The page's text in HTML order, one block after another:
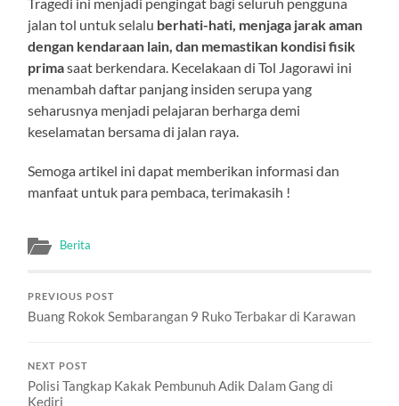
jalan tol untuk selalu berhati-hati, menjaga jarak aman
dengan kendaraan lain, dan memastikan kondisi fisik
primasaat berkendara. Kecelakaan di Tol Jagorawi ini
menambah daftar panjang insiden serupa yang
seharusnya menjadi pelajaran berharga demi
keselamatan bersama di jalan raya.
Semoga artikel ini dapat memberikan informasi dan
manfaat untuk para pembaca, terimakasih !
Berita
PREVIOUS POST
Buang Rokok Sembarangan 9 Ruko Terbakar di Karawan
NEXT POST
Polisi Tangkap Kakak Pembunuh Adik Dalam Gang di
Kediri